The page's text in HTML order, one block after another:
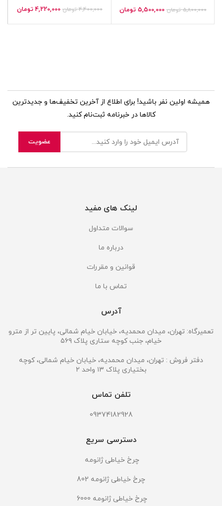
5,800,000 تومان 5,500,000 تومان 4,400,000 تومان 4,220,000 تومان
همیشه اولین نفر باشید! برای اطلاع از آخرین تخفیف‌ها و جدیدترین
کالاها در خبرنامه ثبت‌نام کنید.
لینک های مفید
سوالات متداول
درباره ما
قوانین و مقررات
تماس با ما
آدرس
تعمیرگاه: تهران، میدان محمدیه، خیابان خیام شمالی، پایین تر از مترو
خیام، جنب کوچه ستاری پلاک ۵۶۹
دفتر فروش : تهران، میدان محمدیه، خیابان خیام شمالی، کوچه
بختیاری پلاک ۱۳ واحد ۲
تلفن تماس
09374182928
دسترسی سریع
چرخ خیاطی ژانومه
چرخ خیاطی ژانومه 802
چرخ خیاطی ژانومه 6000